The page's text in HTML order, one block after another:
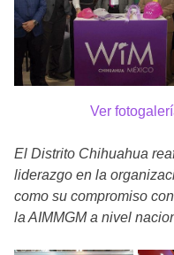
Ver
El Distrito Chihuahua
liderazgo en la
como su compromiso
la AIMMGM a nivel